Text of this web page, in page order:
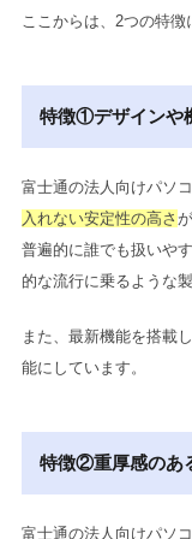
ここからは、2つの特徴
特徴①デザインや
富士通の法人向けパソ
入れない安定性の高さ
普遍的に誰でも扱いや
的な流行に乗るような
また、最新機能を搭載
能にしています。
特徴②重厚感のあ
富士通の法人向けパソ